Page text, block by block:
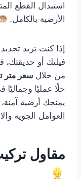
استبدال القطع
الأرضية بالكامل.
إذا كنت تريد
فيلتك أو حديقتك،
من خلال سعر متر
حلًا عمليًا
يمنحك أرضية
العوامل الجوية
مقاول